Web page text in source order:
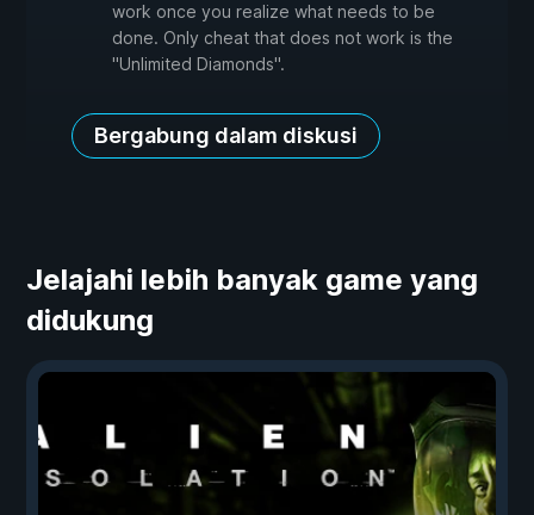
work once you realize what needs to be
done. Only cheat that does not work is the
"Unlimited Diamonds".
Bergabung dalam diskusi
Jelajahi lebih banyak game yang
didukung